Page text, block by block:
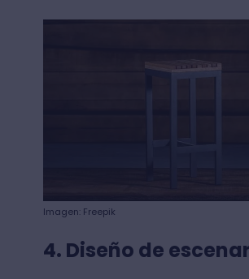
Imagen: Freepik
4. Diseño de